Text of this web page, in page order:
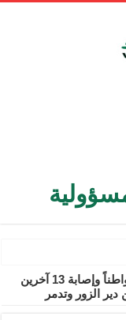
تضم 9 جثامين
في سوريا
استشهاد 25 مواطناً وإصابة 13 آخرين
الزور وتدمر